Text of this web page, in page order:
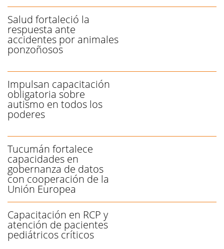
Salud fortaleció la
respuesta ante
accidentes por animales
ponzoñosos
Impulsan capacitación
obligatoria sobre
autismo en todos los
poderes
Tucumán fortalece
capacidades en
gobernanza de datos
con cooperación de la
Unión Europea
Capacitación en RCP y
atención de pacientes
pediátricos críticos